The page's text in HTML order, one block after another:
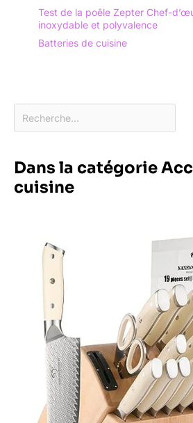
Test de la poêle Zepter Chef-
inoxydable et polyvalence
Batteries de cuisine
Dans la catégorie
cuisine